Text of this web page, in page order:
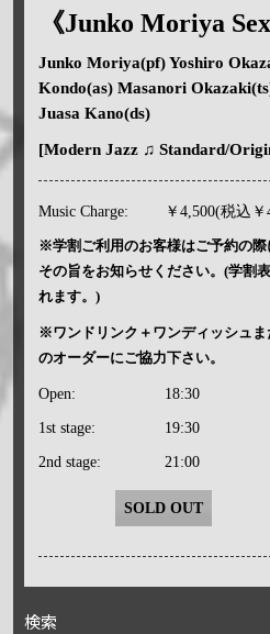
《Junko Moriya
Junko Moriya(pf) Yoshiro
Kondo(as) Masanori
Juasa Kano(ds)
[Modern Jazz ♫ Standard/
Music Charge: ￥4,500(税込
※学割ご利用のお客様はご予約の
その旨をお知らせください。(学割
れます。)
※ワンドリンク＋ワンディッシュ
のオーダーにご協力下さい。
Open: 18:30
1st stage: 19:30
2nd stage: 21:00
SOLD OUT
検索